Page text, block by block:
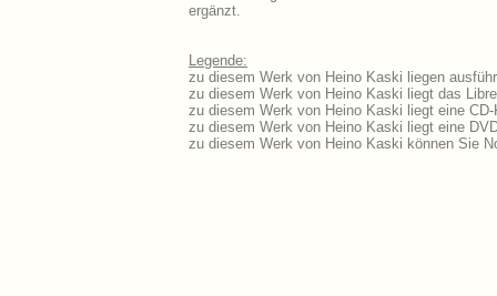
ergänzt.
Legende:
zu diesem Werk von Heino Kaski liegen
zu diesem Werk von Heino Kaski liegt das
zu diesem Werk von Heino Kaski liegt eine
zu diesem Werk von Heino Kaski liegt eine
zu diesem Werk von Heino Kaski können Sie